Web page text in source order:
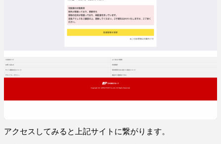
アクセスしてみると上記サイトに繋がります。